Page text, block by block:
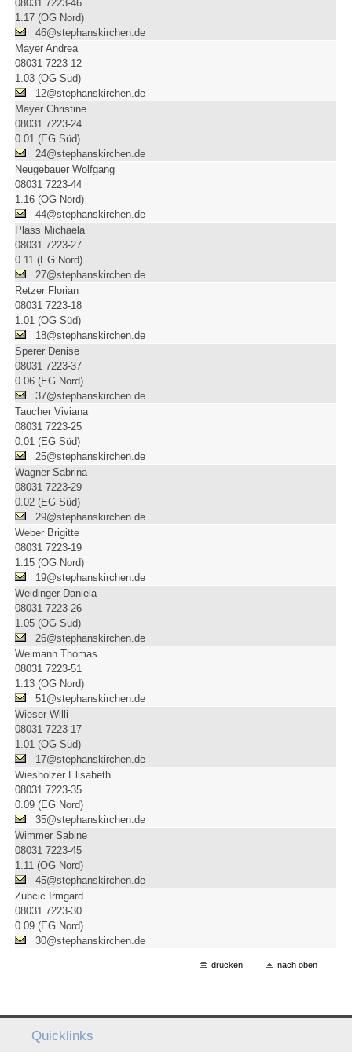
08031 7223-46
1.17 (OG Nord)
46@stephanskirchen.de
Mayer Andrea
08031 7223-12
1.03 (OG Süd)
12@stephanskirchen.de
Mayer Christine
08031 7223-24
0.01 (EG Süd)
24@stephanskirchen.de
Neugebauer Wolfgang
08031 7223-44
1.16 (OG Nord)
44@stephanskirchen.de
Plass Michaela
08031 7223-27
0.11 (EG Nord)
27@stephanskirchen.de
Retzer Florian
08031 7223-18
1.01 (OG Süd)
18@stephanskirchen.de
Sperer Denise
08031 7223-37
0.06 (EG Nord)
37@stephanskirchen.de
Taucher Viviana
08031 7223-25
0.01 (EG Süd)
25@stephanskirchen.de
Wagner Sabrina
08031 7223-29
0.02 (EG Süd)
29@stephanskirchen.de
Weber Brigitte
08031 7223-19
1.15 (OG Nord)
19@stephanskirchen.de
Weidinger Daniela
08031 7223-26
1.05 (OG Süd)
26@stephanskirchen.de
Weimann Thomas
08031 7223-51
1.13 (OG Nord)
51@stephanskirchen.de
Wieser Willi
08031 7223-17
1.01 (OG Süd)
17@stephanskirchen.de
Wiesholzer Elisabeth
08031 7223-35
0.09 (EG Nord)
35@stephanskirchen.de
Wimmer Sabine
08031 7223-45
1.11 (OG Nord)
45@stephanskirchen.de
Zubcic Irmgard
08031 7223-30
0.09 (EG Nord)
30@stephanskirchen.de
drucken nach oben
Quicklinks